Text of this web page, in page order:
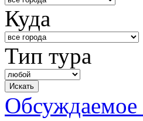
Куда
Тип тура